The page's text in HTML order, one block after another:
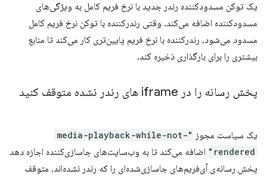
یک توکن مسدودکننده رندر جدید با نرخ فریم کامل به ویژگی‌های
مسدودکننده اضافه می‌کند. وقتی رندرکننده با توکن نرخ فریم کامل
مسدود می‌شود، رندرکننده با نرخ فریم پایین‌تری کار می‌کند تا منابع
بیشتری را برای بارگذاری ذخیره کند.
پخش رسانه را در iframe های رندر نشده متوقف کنید
یک سیاست مجوز
"media-playback-while-not-
rendered"
اضافه می‌کند تا به وب‌سایت‌های جاسازی‌کننده اجازه دهد
پخش رسانه‌ی آی‌فریم‌های جاسازی‌شده‌ای را که رندر نشده‌اند، متوقف